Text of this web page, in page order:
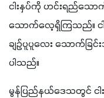
ငါးနှပ်ကို ဟင်းရည်သော
သောက်လေ့ရှိကြသည်။ င
ချဥ်ပူပူလေး သောက်ခြင်
ပါသည်။
မွန်ပြည်နယ်ဒေသတွင် ငါ